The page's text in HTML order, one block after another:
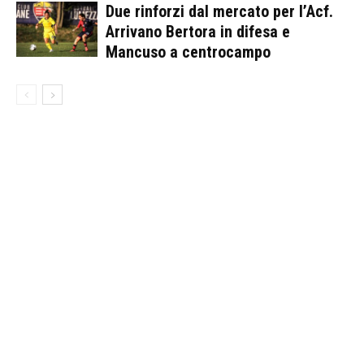
Due rinforzi dal mercato per l’Acf.
Arrivano Bertora in difesa e
Mancuso a centrocampo